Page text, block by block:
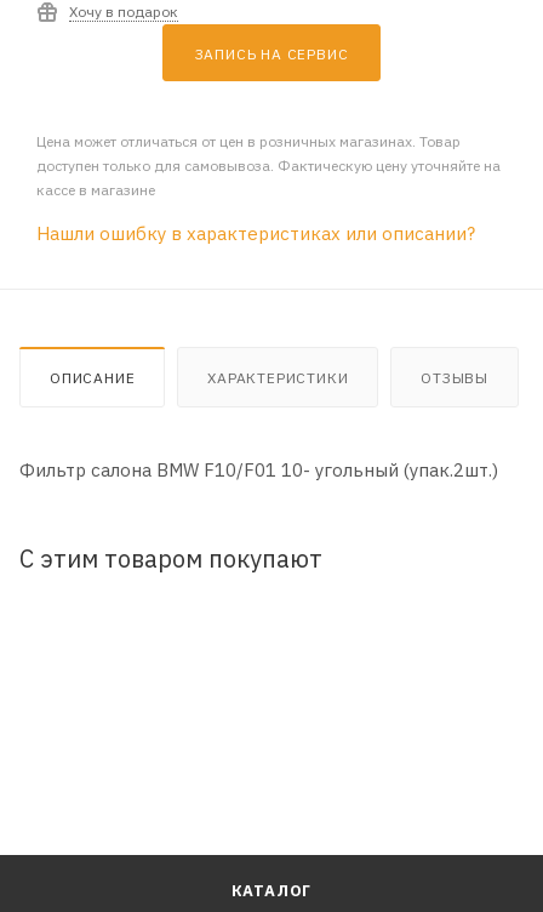
Хочу в подарок
ЗАПИСЬ НА СЕРВИС
Цена может отличаться от цен в розничных магазинах. Товар
доступен только для самовывоза. Фактическую цену уточняйте на
кассе в магазине
Нашли ошибку в характеристиках или описании?
ОПИСАНИЕ ХАРАКТЕРИСТИКИ ОТЗЫВЫ
Фильтр салона BMW F10/F01 10- угольный (упак.2шт.)
С этим товаром покупают
КАТАЛОГ